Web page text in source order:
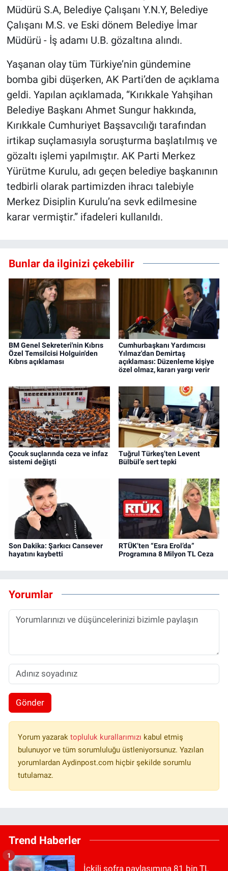
Müdürü S.A, Belediye Çalışanı Y.N.Y, Belediye
Çalışanı M.S. ve Eski dönem Belediye İmar
Müdürü - İş adamı U.B. gözaltına alındı.
Yaşanan olay tüm Türkiye’nin gündemine
bomba gibi düşerken, AK Parti’den de açıklama
geldi. Yapılan açıklamada, “Kırıkkale Yahşihan
Belediye Başkanı Ahmet Sungur hakkında,
Kırıkkale Cumhuriyet Başsavcılığı tarafından
irtikap suçlamasıyla soruşturma başlatılmış ve
gözaltı işlemi yapılmıştır. AK Parti Merkez
Yürütme Kurulu, adı geçen belediye başkanının
tedbirli olarak partimizden ihracı talebiyle
Merkez Disiplin Kurulu’na sevk edilmesine
karar vermiştir.” ifadeleri kullanıldı.
Bunlar da ilginizi çekebilir
BM Genel Sekreteri'nin Kıbrıs
Özel Temsilcisi Holguin'den
Kıbrıs açıklaması
Cumhurbaşkanı Yardımcısı
Yılmaz'dan Demirtaş
açıklaması: Düzenleme kişiye
özel olmaz, kararı yargı verir
Çocuk suçlarında ceza ve infaz
sistemi değişti
Tuğrul Türkeş’ten Levent
Bülbül’e sert tepki
Son Dakika: Şarkıcı Cansever
hayatını kaybetti
RTÜK’ten “Esra Erol’da”
Programına 8 Milyon TL Ceza
Yorumlar
Gönder
Yorum yazarak topluluk kurallarımızı kabul etmiş
bulunuyor ve tüm sorumluluğu üstleniyorsunuz. Yazılan
yorumlardan Aydinpost.com hiçbir şekilde sorumlu
tutulamaz.
Trend Haberler
İçkili sofra paylaşımına 81 bin TL
1